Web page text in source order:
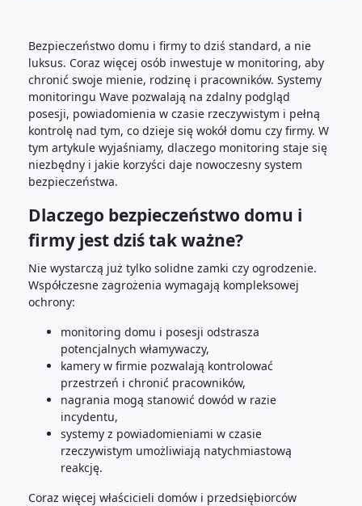
Bezpieczeństwo domu i firmy to dziś standard, a nie
luksus. Coraz więcej osób inwestuje w monitoring, aby
chronić swoje mienie, rodzinę i pracowników. Systemy
monitoringu Wave pozwalają na zdalny podgląd
posesji, powiadomienia w czasie rzeczywistym i pełną
kontrolę nad tym, co dzieje się wokół domu czy firmy. W
tym artykule wyjaśniamy, dlaczego monitoring staje się
niezbędny i jakie korzyści daje nowoczesny system
bezpieczeństwa.
Dlaczego bezpieczeństwo domu i
firmy jest dziś tak ważne?
Nie wystarczą już tylko solidne zamki czy ogrodzenie.
Współczesne zagrożenia wymagają kompleksowej
ochrony:
monitoring domu i posesji odstrasza
potencjalnych włamywaczy,
kamery w firmie pozwalają kontrolować
przestrzeń i chronić pracowników,
nagrania mogą stanowić dowód w razie
incydentu,
systemy z powiadomieniami w czasie
rzeczywistym umożliwiają natychmiastową
reakcję.
Coraz więcej właścicieli domów i przedsiębiorców